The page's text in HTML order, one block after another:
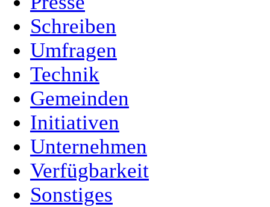
Schreiben
Umfragen
Technik
Gemeinden
Initiativen
Unternehmen
Verfügbarkeit
Sonstiges